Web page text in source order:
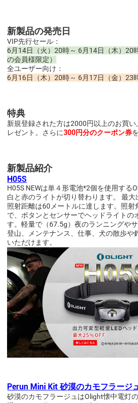
新製品の発売日
VIP先行セール：
6月14日（火）20時～ 6月14日（木）20
の会員様限定）
全ユーザー向け：
6月16日（木）20時～ 6月17日（金）23
特典
新規登録された方は2000円以上のお買い
レゼント。さらに300円分のクーポン券
新製品紹介
H05S
H05S NEWは単４形電池*2個を使用する
白と赤のライトが切り替わります。 最
照射距離は60メートルに達します。照射
で、ボタンとセンサーでヘッドライトの
す。軽量で（67.5g）夜のランニングや
登山、メンテナンス、仕事、犬の散歩や
いただけます。
Perun Mini Kit砂漠のカモフラージ
砂漠のカモフラージュはOlight懐中電灯